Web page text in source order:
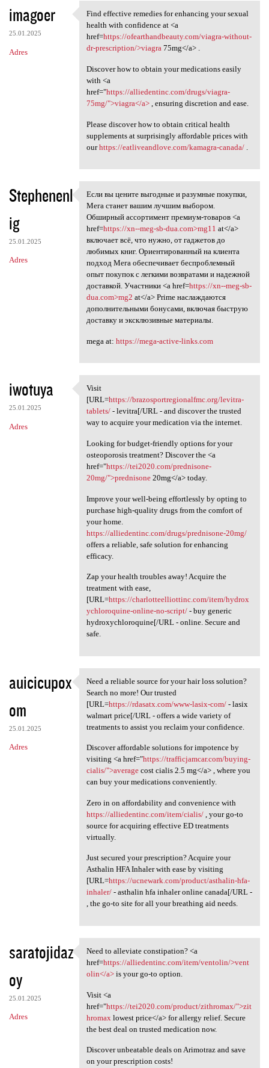
imagoer
25.01.2025
Adres
Find effective remedies for
Find effective remedies for enhancing your sexual
health with confidence at <a
href=https://ofearthandbeauty.com/viagra-without-
dr-prescription/>viagra75mg</a> .
Discover how to obtain your medications easily
with <a
href="https://alliedentinc.com/drugs/viagra-
75mg/">viagra</a>, ensuring discretion and ease.
Please discover how to obtain critical health
supplements at surprisingly affordable prices with
ourhttps://eatliveandlove.com/kamagra-canada/.
Stephenenl
ig
25.01.2025
Adres
Если вы цените выгодные и
Если вы цените выгодные и разумные покупки,
Мега станет вашим лучшим выбором.
Обширный ассортимент премиум-товаров <a
href=https://xn--meg-sb-dua.com>mg11 at</a>
включает всё, что нужно, от гаджетов до
любимых книг. Ориентированный на клиента
подход Мега обеспечивает беспроблемный
опыт покупок с легкими возвратами и надежной
доставкой. Участники <a href=https://xn--meg-sb-
dua.com>mg2 at</a> Prime наслаждаются
дополнительными бонусами, включая быструю
доставку и эксклюзивные материалы.
mega at: https://mega-active-links.com
iwotuya
25.01.2025
Adres
Visit [URL=https:/
Visit
[URL=https://brazosportregionalfmc.org/levitra-
tablets/- levitra[/URL - and discover the trusted
way to acquire your medication via the internet.
Looking for budget-friendly options for your
osteoporosis treatment? Discover the <a
href="https://tei2020.com/prednisone-
20mg/">prednisone20mg</a> today.
Improve your well-being effortlessly by opting to
purchase high-quality drugs from the comfort of
your home.
https://alliedentinc.com/drugs/prednisone-20mg/
offers a reliable, safe solution for enhancing
efficacy.
Zap your health troubles away! Acquire the
treatment with ease,
[URL=https://charlotteelliottinc.com/item/hydrox
ychloroquine-online-no-script/- buy generic
hydroxychloroquine[/URL - online. Secure and
safe.
auicicupox
om
25.01.2025
Adres
Need a reliable source for
Need a reliable source for your hair loss solution?
Search no more! Our trusted
[URL=https://rdasatx.com/www-lasix-com/- lasix
walmart price[/URL - offers a wide variety of
treatments to assist you reclaim your confidence.
Discover affordable solutions for impotence by
visiting <a href="https://trafficjamcar.com/buying-
cialis/">averagecost cialis 2.5 mg</a> , where you
can buy your medications conveniently.
Zero in on affordability and convenience with
https://alliedentinc.com/item/cialis/, your go-to
source for acquiring effective ED treatments
virtually.
Just secured your prescription? Acquire your
Asthalin HFA Inhaler with ease by visiting
[URL=https://ucnewark.com/product/asthalin-hfa-
inhaler/- asthalin hfa inhaler online canada[/URL -
, the go-to site for all your breathing aid needs.
saratojidaz
oy
25.01.2025
Adres
Need to alleviate
Need to alleviate constipation? <a
href=https://alliedentinc.com/item/ventolin/>vent
olin</a>is your go-to option.
Visit <a
href="https://tei2020.com/product/zithromax/">zit
hromax lowest price</a> for allergy relief. Secure
the best deal on trusted medication now.
Discover unbeatable deals on Arimotraz and save
on your prescription costs!